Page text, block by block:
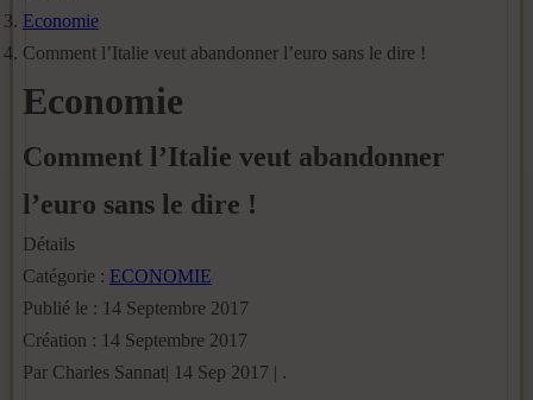
Economie
Comment l’Italie veut abandonner l’euro sans le dire !
Economie
Comment l’Italie veut abandonner
l’euro sans le dire !
Détails
Catégorie : ECONOMIE
Publié le : 14 Septembre 2017
Création : 14 Septembre 2017
Par Charles Sannat| 14 Sep 2017 | .